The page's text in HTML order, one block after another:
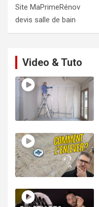
Site MaPrimeRénov
devis salle de bain
Video & Tuto